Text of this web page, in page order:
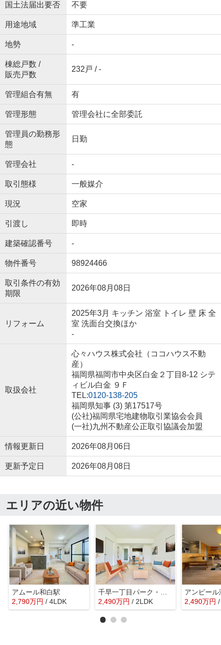
国土法届出要否 不要
用途地域 準工業
地勢 -
棟総戸数 /
販売戸数
232戸 / -
管理組合有無 有
管理形態 管理会社に全部委託
管理員の勤務形
態
日勤
管理会社 -
取引態様 一般媒介
現況 空家
引渡し 即時
建築確認番号 -
物件番号 98924466
取引条件の有効
期限
2026年08月08日
リフォーム
2025年3月 キッチン 浴室 トイレ 壁 床 全
室 洗面台交換ほか
-
取扱会社
心々ハウス株式会社（ココハウス不動
産）
福岡県福岡市中央区白金２丁目8-12 シテ
ィビル白金 ９Ｆ
TEL:0120-138-205
福岡県知事 (3) 第17517号
(公社)福岡県宅地建物取引業協会会員
(一社)九州不動産公正取引協議会加盟
情報更新日 2026年08月06日
更新予定日 2026年08月08日
エリアの近い物件
アムール和白駅
2,790万円 / 4LDK
2,490万円 / 2LDK
アンピール
2,490万円